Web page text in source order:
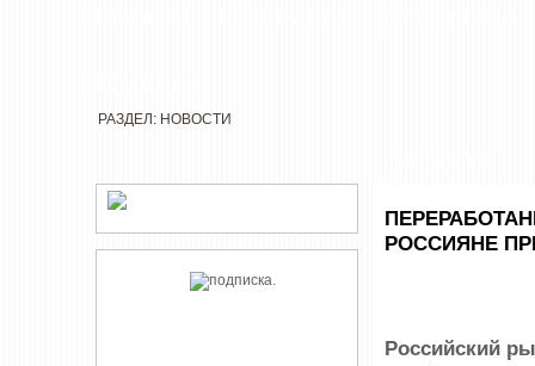
РАЗДЕЛ: НОВОСТИ
РОССИЯНЕ
Российский